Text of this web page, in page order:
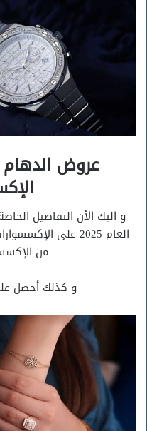
و اليك الأن التفاصيل
من
و كذلك أحصل